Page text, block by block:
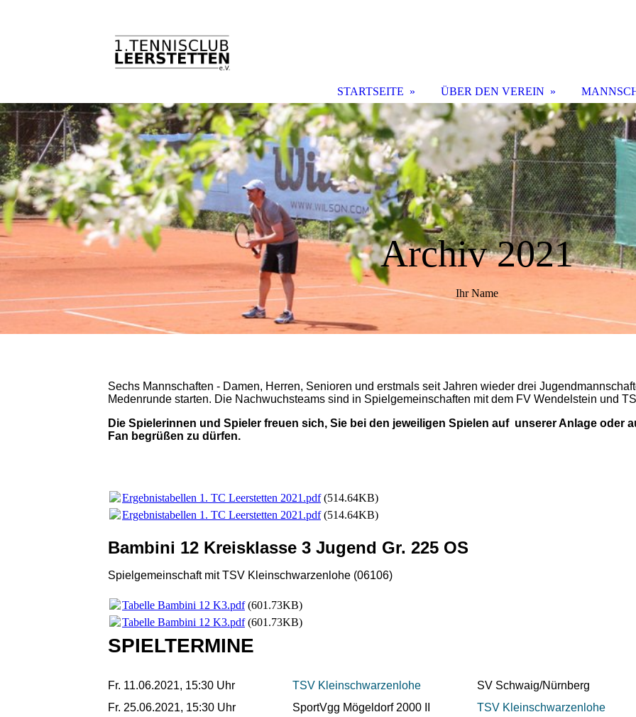
Archiv 2021
Ihr Name
Sechs Mannschaften - Damen, Herren, Senioren und erstmals seit Jahren wieder drei
Medenrunde starten. Die Nachwuchsteams sind in Spielgemeinschaften mit dem FV Wendelstein und
Die Spielerinnen und Spieler freuen sich, Sie bei den jeweiligen Spielen auf unserer Anlage oder
Fan begrüßen zu dürfen.
Ergebnistabellen 1. TC Leerstetten 2021.pdf(514.64KB)
Ergebnistabellen 1. TC Leerstetten 2021.pdf(514.64KB)
Bambini 12 Kreisklasse 3 Jugend Gr. 225 OS
Spielgemeinschaft mit TSV Kleinschwarzenlohe (06106)
Tabelle Bambini 12 K3.pdf(601.73KB)
Tabelle Bambini 12 K3.pdf(601.73KB)
SPIELTERMINE
Fr. 11.06.2021, 15:30 Uhr TSV Kleinschwarzenlohe SV Schwaig/Nürnberg
Fr. 25.06.2021, 15:30 Uhr SportVgg Mögeldorf 2000 II TSV Kleinschwarzenlohe
STARTSEITE ÜBER DEN VEREIN